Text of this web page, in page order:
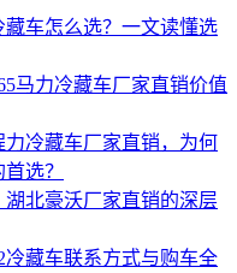
藏车怎么选？一文读懂选
马力冷藏车厂家直销价值
力冷藏车厂家直销，为何
选？
北豪沃厂家直销的深层
冷藏车联系方式与购车全